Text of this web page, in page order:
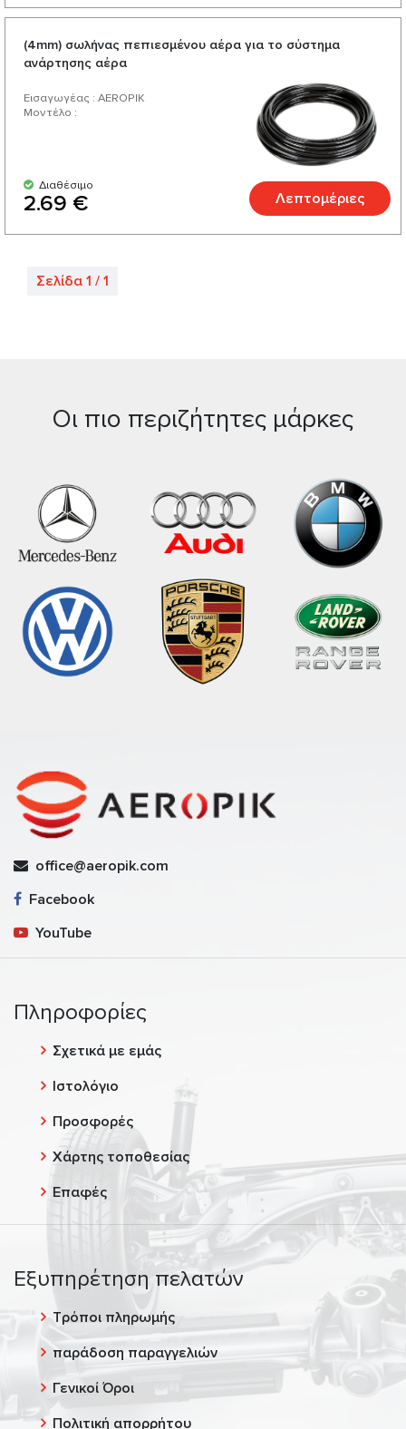
(4mm) σωλήνας πεπιεσμένου αέρα για το σύστημα
ανάρτησης αέρα
Εισαγωγέας : AEROPIK
Μοντέλο :
Διαθέσιμο
2.69 € Λεπτομέριες
Σελίδα 1 / 1
Οι πιο περιζήτητες μάρκες
office@aeropik.com
Facebook
YouTube
Πληροφορίες
Σχετικά με εμάς
Ιστολόγιο
Προσφορές
Χάρτης τοποθεσίας
Επαφές
Εξυπηρέτηση πελατών
Τρόποι πληρωμής
παράδοση παραγγελιών
Γενικοί Όροι
Πολιτική απορρήτου